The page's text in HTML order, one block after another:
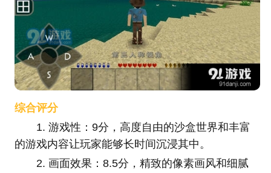
综合评分
1. 游戏性：9分，高度自由的沙盒世界和丰富
的游戏内容让玩家能够长时间沉浸其中。
2. 画面效果：8.5分，精致的像素画风和细腻